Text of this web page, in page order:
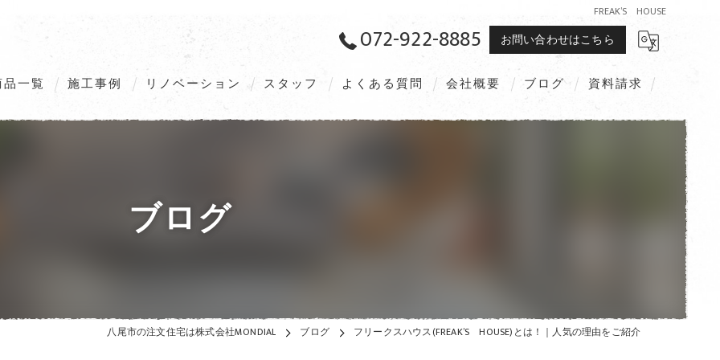
FREAK’S HOUSE
072-922-8885 お問い合わせはこちら
一覧
STYLE（Customize home）
施工事例 リノベーション スタッフ よくある質問 会社概要 ブログ 資料請求
ブログ
八尾市の注文住宅は株式会社MONDIAL ブログ フリークスハウス(FREAK’S HOUSE)とは！｜人気の理由をご紹介